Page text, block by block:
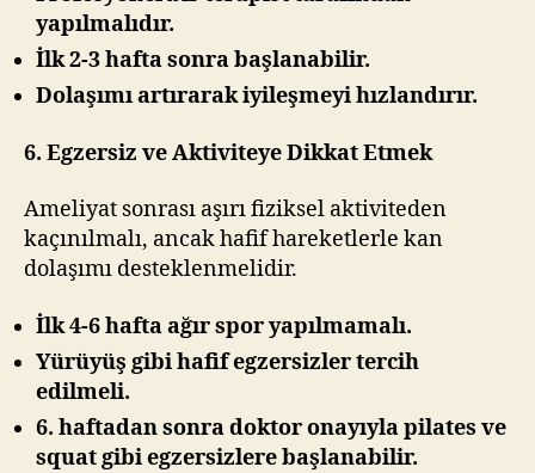
yapılmalıdır.
İlk 2-3 hafta sonra başlanabilir.
Dolaşımı artırarak iyileşmeyi hızlandırır.
6. Egzersiz ve Aktiviteye Dikkat Etmek
Ameliyat sonrası aşırı fiziksel aktiviteden
kaçınılmalı, ancak hafif hareketlerle kan
dolaşımı desteklenmelidir.
İlk 4-6 hafta ağır spor yapılmamalı.
Yürüyüş gibi hafif egzersizler tercih
edilmeli.
6. haftadan sonra doktor onayıyla pilates ve
squat gibi egzersizlere başlanabilir.